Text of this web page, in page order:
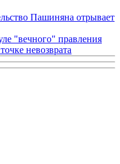
Пашиняна отрывает
"вечного" правления
невозврата